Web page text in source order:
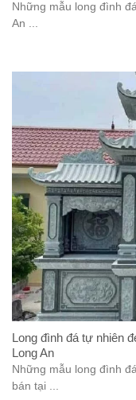
Những mẫu long đình
An ...
Long đình đá tự nhiên
Long An
Những mẫu long đình
bán tại ...